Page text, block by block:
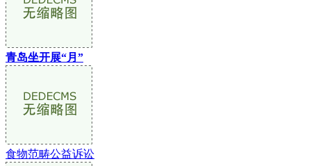
青岛坐开展“月”
食物范畴公益诉讼